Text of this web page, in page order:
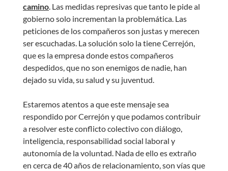
camino. Las medidas represivas que tanto le pide al
gobierno solo incrementan la problemática. Las
peticiones de los compañeros son justas y merecen
ser escuchadas. La solución solo la tiene Cerrejón,
que es la empresa donde estos compañeros
despedidos, que no son enemigos de nadie, han
dejado su vida, su salud y su juventud.
Estaremos atentos a que este mensaje sea
respondido por Cerrejón y que podamos contribuir
a resolver este conflicto colectivo con diálogo,
inteligencia, responsabilidad social laboral y
autonomía de la voluntad. Nada de ello es extraño
en cerca de 40 años de relacionamiento, son vías que